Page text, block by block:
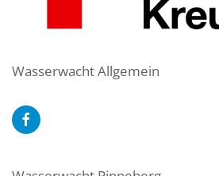
Wasserwacht Allgemein